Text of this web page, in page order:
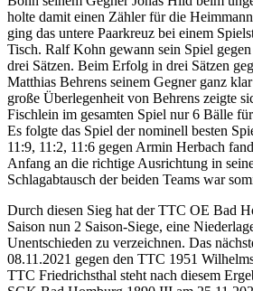
holte damit einen Zähler für die
ging das untere Paarkreuz bei einem
Tisch. Ralf Kohn gewann sein Spiel
drei Sätzen. Beim Erfolg in drei Sätzen
Matthias Behrens seinem Gegner ganz
große Überlegenheit von Behrens zeigte
Fischlein im gesamten Spiel nur 6 Bälle
Es folgte das Spiel der nominell besten
11:9, 11:2, 11:6 gegen Armin Herbach
Anfang an die richtige Ausrichtung in
Schlagabtausch der beiden Teams war
Durch diesen Sieg hat der TTC OE Bad
Saison nun 2 Saison-Siege, eine
Unentschieden zu verzeichnen. Das
08.11.2021 gegen den TTC 1951
TTC Friedrichsthal steht nach diesem